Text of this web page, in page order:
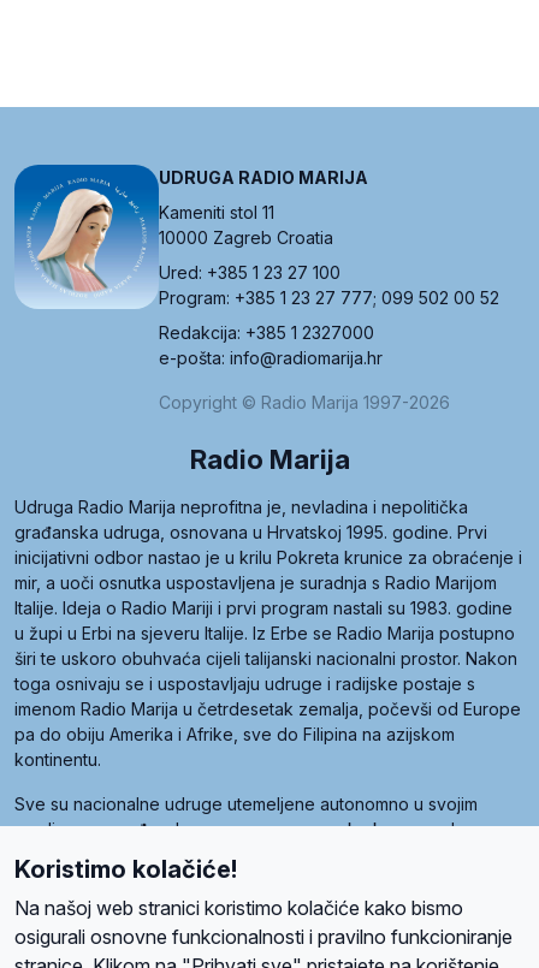
UDRUGA RADIO MARIJA
Kameniti stol 11
10000 Zagreb Croatia
Ured: +385 1 23 27 100
Program: +385 1 23 27 777; 099 502 00 52
Redakcija: +385 1 2327000
e-pošta: info@radiomarija.hr
Copyright © Radio Marija 1997-2026
Radio Marija
Udruga Radio Marija neprofitna je, nevladina i nepolitička
građanska udruga, osnovana u Hrvatskoj 1995. godine. Prvi
inicijativni odbor nastao je u krilu Pokreta krunice za obraćenje i
mir, a uoči osnutka uspostavljena je suradnja s Radio Marijom
Italije. Ideja o Radio Mariji i prvi program nastali su 1983. godine
u župi u Erbi na sjeveru Italije. Iz Erbe se Radio Marija postupno
širi te uskoro obuhvaća cijeli talijanski nacionalni prostor. Nakon
toga osnivaju se i uspostavljaju udruge i radijske postaje s
imenom Radio Marija u četrdesetak zemalja, počevši od Europe
pa do obiju Amerika i Afrike, sve do Filipina na azijskom
kontinentu.
Sve su nacionalne udruge utemeljene autonomno u svojim
zemljama, a međusobna su povezane preko krovne udruge
pod nazivom Svjetska obitelj Radio Marije (World Family of
Radio Maria). Svjetsku obitelj utemeljilo je sedam članica, među
kojima je i hrvatska Udruga Radio Marija.
Koristimo kolačiće!
Na našoj web stranici koristimo kolačiće kako bismo
osigurali osnovne funkcionalnosti i pravilno funkcioniranje